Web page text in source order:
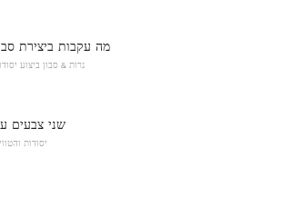
מה עקבות ביצירת
נרות & סבון ביצוע
שני צבעים
יסודות